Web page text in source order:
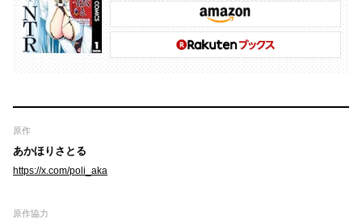
原作
あかほりさとる
https://x.com/poli_aka
原作協力